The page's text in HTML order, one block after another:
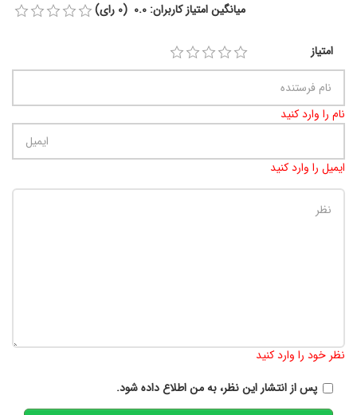
میانگین امتیاز کاربران: 0.0 (0 رای)
امتیاز
نام را وارد کنید
ایمیل را وارد کنید
نظر خود را وارد کنید
پس از انتشار این نظر، به من اطلاع داده شود.